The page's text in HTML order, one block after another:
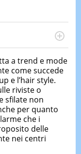
DI
Management
digitale. Si
in ottica SEO e
attraverso
a trend e mode
come succede
e l’hair style.
riviste o
sfilate non
per quanto
che i
delle
nei centri